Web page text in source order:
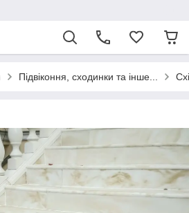
Підвіконня, сходинки та інше...